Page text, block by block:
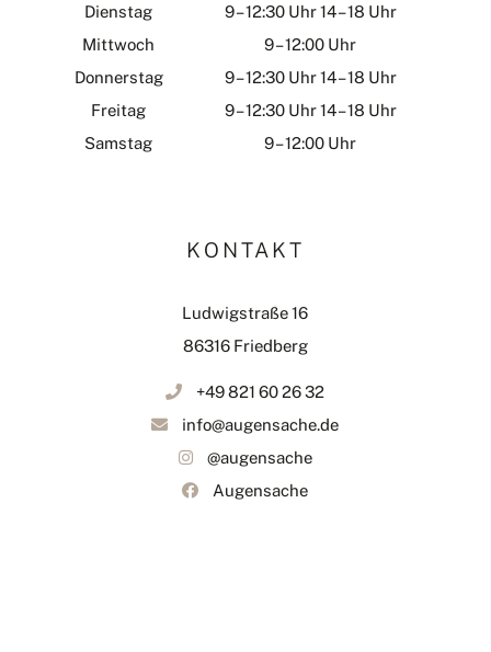
Dienstag
9 – 12:30 Uhr 14 – 18 Uhr
Mittwoch
9 – 12:00 Uhr
Donnerstag
9 – 12:30 Uhr 14 – 18 Uhr
Freitag
9 – 12:30 Uhr 14 – 18 Uhr
Samstag
9 – 12:00 Uhr
KONTAKT
Ludwigstraße 16
86316 Friedberg
+49 821 60 26 32
info@augensache.de
@augensache
Augensache